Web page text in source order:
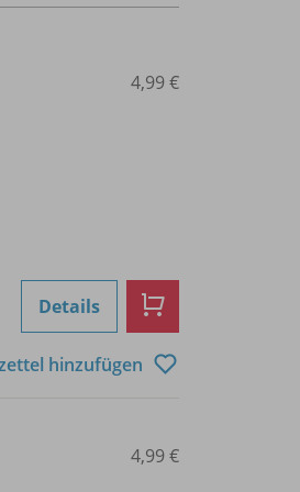
4,99 €
Details
hinzufügen
4,99 €